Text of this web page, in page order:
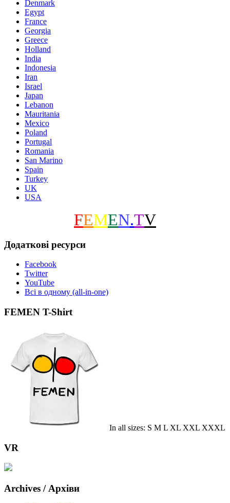
Denmark
Egypt
France
Georgia
Greece
Holland
India
Indonesia
Iran
Israel
Japan
Lebanon
Mauritania
Mexico
Poland
Portugal
Romania
San Marino
Spain
Turkey
UK
USA
FEMEN.TV
Додаткові ресурси
Facebook
Twitter
YouTube
Всі в одному (all-in-one)
FEMEN T-Shirt
In all sizes: S M L XL XXL XXXL
VR
Archives / Архіви